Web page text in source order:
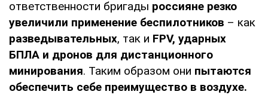
ответственности бригады россияне резко
увеличили применение беспилотников – как
разведывательных, так и FPV, ударных
БПЛА и дронов для дистанционного
минирования. Таким образом они пытаются
обеспечить себе преимущество в воздухе.